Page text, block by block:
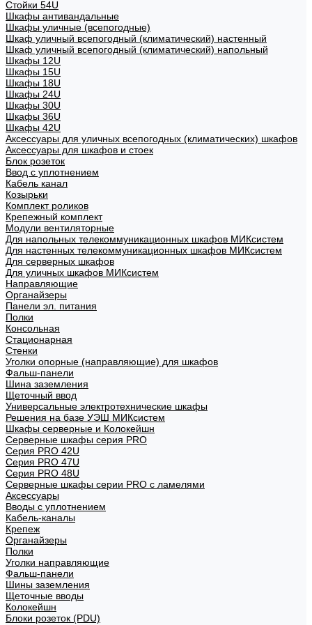
Стойки 54U
Шкафы антивандальные
Шкафы уличные (всепогодные)
Шкаф уличный всепогодный (климатический) настенный
Шкаф уличный всепогодный (климатический) напольный
Шкафы 12U
Шкафы 15U
Шкафы 18U
Шкафы 24U
Шкафы 30U
Шкафы 36U
Шкафы 42U
Аксессуары для уличных всепогодных (климатических) шкафов
Аксессуары для шкафов и стоек
Блок розеток
Ввод с уплотнением
Кабель канал
Козырьки
Комплект роликов
Крепежный комплект
Модули вентиляторные
Для напольных телекоммуникационных шкафов МИКсистем
Для настенных телекоммуникационных шкафов МИКсистем
Для серверных шкафов
Для уличных шкафов МИКсистем
Направляющие
Органайзеры
Панели эл. питания
Полки
Консольная
Стационарная
Стенки
Уголки опорные (направляющие) для шкафов
Фальш-панели
Шина заземления
Щеточный ввод
Универсальные электротехнические шкафы
Решения на базе УЭШ МИКсистем
Шкафы серверные и Колокейшн
Серверные шкафы серия PRO
Серия PRO 42U
Серия PRO 47U
Серия PRO 48U
Серверные шкафы серии PRO с ламелями
Аксессуары
Вводы с уплотнением
Кабель-каналы
Крепеж
Органайзеры
Полки
Уголки направляющие
Фальш-панели
Шины заземления
Щеточные вводы
Колокейшн
Блоки розеток (PDU)